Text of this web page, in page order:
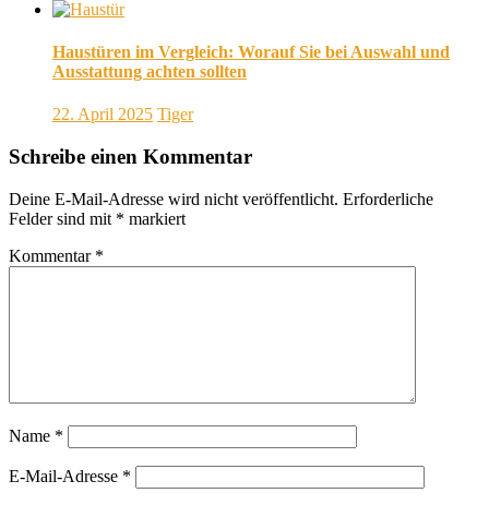
Haustüren im Vergleich: Worauf Sie bei Auswahl und
Ausstattung achten sollten
22. April 2025 Tiger
Schreibe einen Kommentar
Deine E-Mail-Adresse wird nicht veröffentlicht. Erforderliche
Felder sind mit * markiert
Kommentar *
Name *
E-Mail-Adresse *